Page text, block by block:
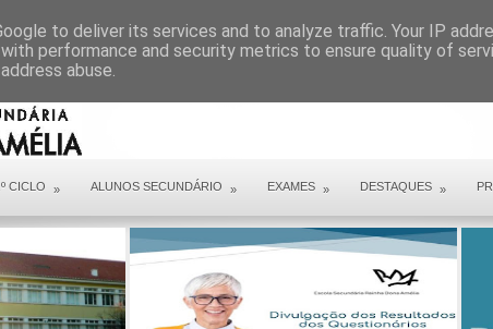
CICLO » ALUNOS SECUNDÁRIO » EXAMES » DESTAQUES »
to deliver its services and to analyze traffic. Your IP
performance and security metrics to ensure quality of
abuse.